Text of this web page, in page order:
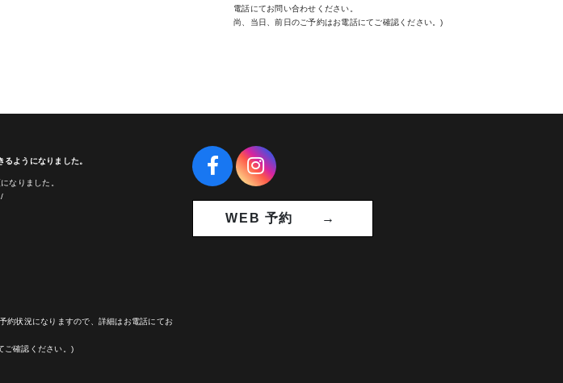
電話にてお問い合わせください。
尚、当日、前日のご予約はお電話にてご確認ください。)
ようになりました。
なりました。
約状況になりますので、詳細はお電話にてお
ご確認ください。)
WEB 予約 →